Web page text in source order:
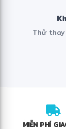
Thử
MIỄN PHÍ